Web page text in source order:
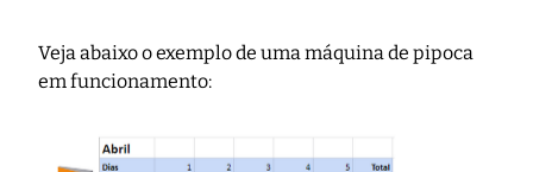
Veja abaixo o exemplo de uma máquina de pipoca
em funcionamento: